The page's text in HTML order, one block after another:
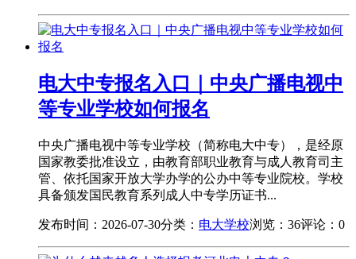
电大中专报名入口｜中央广播电视中
等专业学校如何报名
中央广播电视中等专业学校（简称电大中专），是经原
国家教委批准设立，由教育部职业教育与成人教育司主
管、依托国家开放大学办学的公办中等专业院校。学校
具备颁发国民教育系列成人中专学历证书...
发布时间：2026-07-30分类： 电大学校浏览：36评论：0